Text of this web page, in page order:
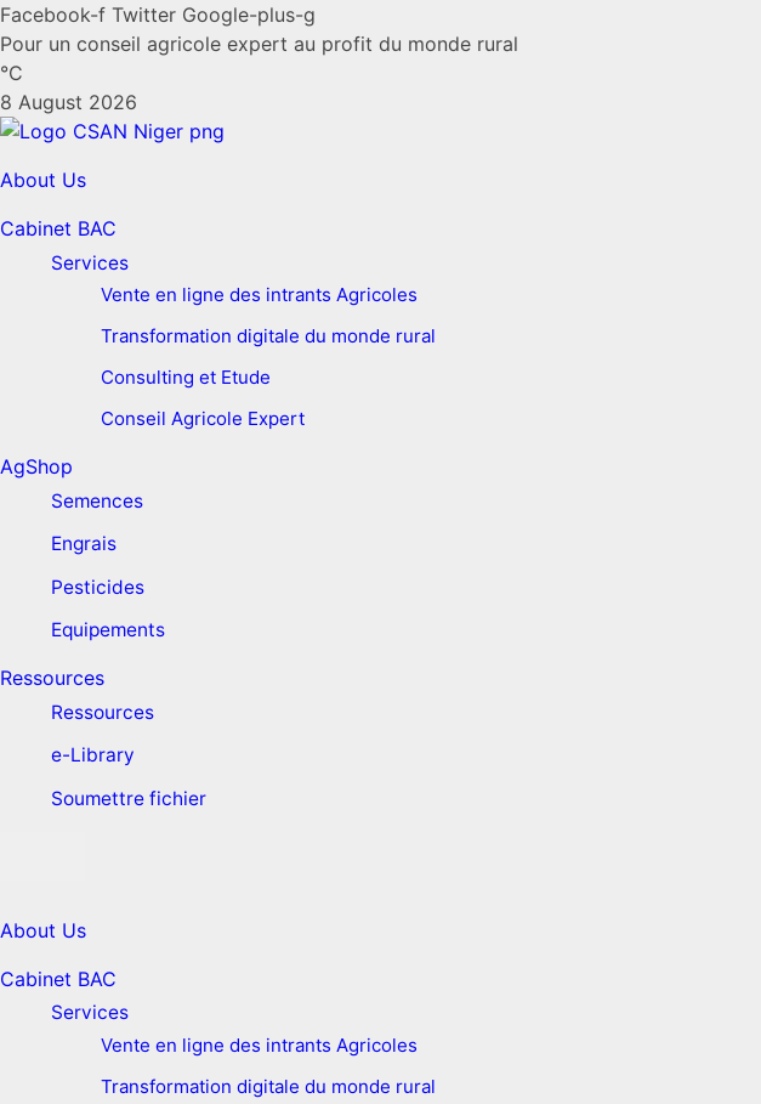
Facebook-f Twitter Google-plus-g
Pour un conseil agricole expert au profit du monde rural
°C
8 August 2026
About Us
Cabinet BAC
Services
Vente en ligne des intrants Agricoles
Transformation digitale du monde rural
Consulting et Etude
Conseil Agricole Expert
AgShop
Semences
Engrais
Pesticides
Equipements
Ressources
Ressources
e-Library
Soumettre fichier
About Us
Cabinet BAC
Services
Vente en ligne des intrants Agricoles
Transformation digitale du monde rural